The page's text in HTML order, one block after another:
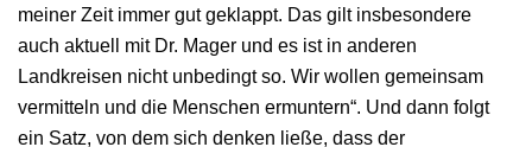
meiner Zeit immer gut geklappt. Das gilt insbesondere
auch aktuell mit Dr. Mager und es ist in anderen
Landkreisen nicht unbedingt so. Wir wollen gemeinsam
vermitteln und die Menschen ermuntern“. Und dann folgt
ein Satz, von dem sich denken ließe, dass der